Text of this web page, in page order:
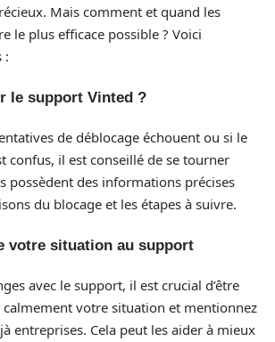
Mais comment et quand les
le plus efficace possible ? Voici
:
le support Vinted ?
de déblocage échouent ou si le
confus, il est conseillé de se tourner
possèdent des informations précises
du blocage et les étapes à suivre.
votre situation au support
avec le support, il est crucial d’être
calmement votre situation et mentionnez
entreprises. Cela peut les aider à mieux